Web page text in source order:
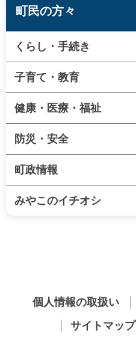
町民の方々
くらし・手続き
子育て・教育
健康・医療・福祉
防災・安全
町政情報
みやこのイチオシ
個人情報の取扱い
サイトマップ